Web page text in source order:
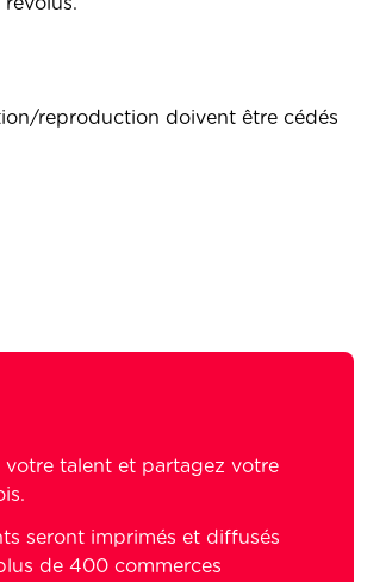
reproduction doivent être cédés
votre talent et partagez votre
seront imprimés et diffusés
de 400 commerces